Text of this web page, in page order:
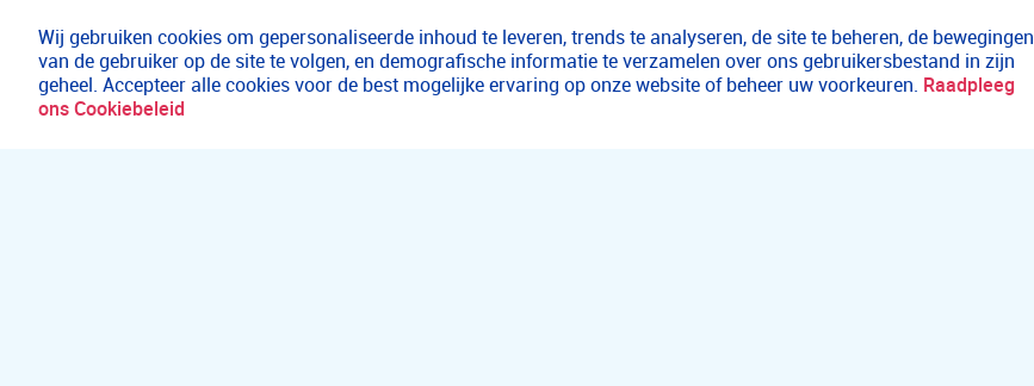
Wij gebruiken cookies om gepersonaliseerde inhoud te leveren, trends te analyseren, de site te beheren, de bewegingen
van de gebruiker op de site te volgen, en demografische informatie te verzamelen over ons gebruikersbestand in zijn
geheel. Accepteer alle cookies voor de best mogelijke ervaring op onze website of beheer uw voorkeuren. Raadpleeg
ons Cookiebeleid